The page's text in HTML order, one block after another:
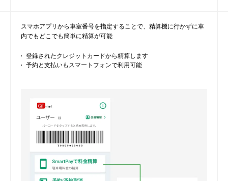
スマホアプリから車室番号を指定することで、精算機に行かずに車
内でもどこでも簡単に精算が可能
登録されたクレジットカードから精算します
予約と支払いもスマートフォンで利用可能